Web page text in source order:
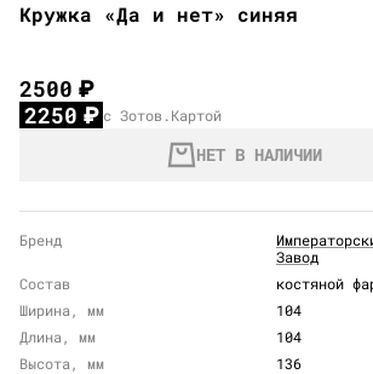
Кружка «Да и нет» синяя
2500₽
2250₽ с Зотов.Картой
НЕТ В НАЛИЧИИ
Бренд
Завод
Состав
костяной
Ширина, мм
104
Длина, мм
104
Высота, мм
136